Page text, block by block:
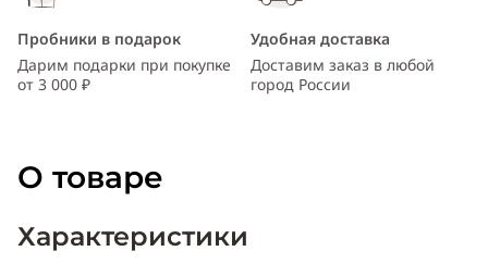
Пробники в подарок
Дарим подарки при покупке
от 3 000 ₽
Удобная доставка
Доставим заказ в любой
город России
О товаре
Характеристики